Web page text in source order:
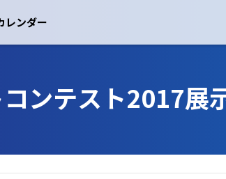
レンダー
ンテスト2017展